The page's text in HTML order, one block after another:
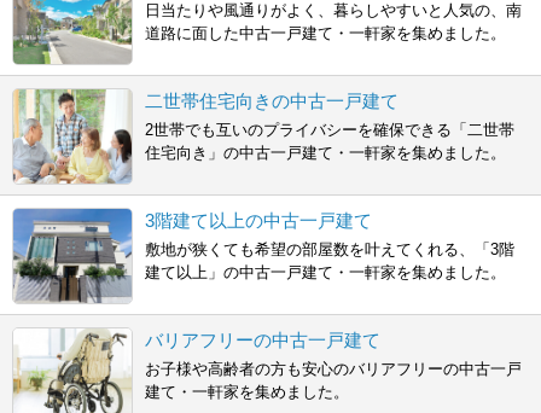
日当たりや風通りがよく、暮らしやすいと人気の、南
道路に面した中古一戸建て・一軒家を集めました。
二世帯住宅向きの中古一戸建て
2世帯でも互いのプライバシーを確保できる「二世帯
住宅向き」の中古一戸建て・一軒家を集めました。
3階建て以上の中古一戸建て
敷地が狭くても希望の部屋数を叶えてくれる、「3階
建て以上」の中古一戸建て・一軒家を集めました。
バリアフリーの中古一戸建て
お子様や高齢者の方も安心のバリアフリーの中古一戸
建て・一軒家を集めました。